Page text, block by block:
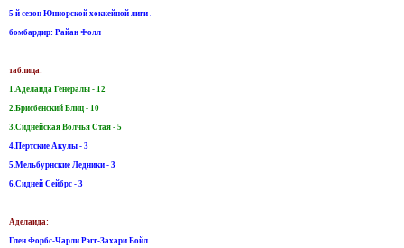
5 й сезон Юниорской хоккейной лиги .
бомбардир: Райан Фолл
таблица:
1.Аделаида Генералы - 12
2.Брисбенский Блиц - 10
3.Сиднейская Волчья Стая - 5
4.Пертские Акулы - 3
5.Мельбурнские Ледники - 3
6.Сидней Сейбрс - 3
Аделаида:
Глен Форбс-Чарли Рэгг-Захари Бойл